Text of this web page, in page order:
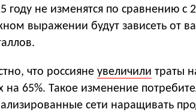
году не изменятся по сравнению с
выражении будут зависеть от
что россияне увеличили траты
на 65%. Такое изменение
сети наращивать